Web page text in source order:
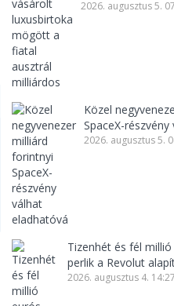
2026. augusztus 5.
Közel
SpaceX-
2026. augusztus 5.
Tizenhét és fél
perlik a Revolut
2026. augusztus 4. 14:27